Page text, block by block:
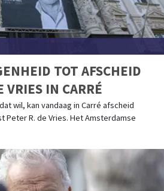
TOT AFSCHEID
VRIES IN CARRÉ
wil, kan vandaag in Carré afscheid
Peter R. de Vries. Het Amsterdamse